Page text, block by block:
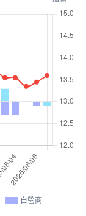
自營商